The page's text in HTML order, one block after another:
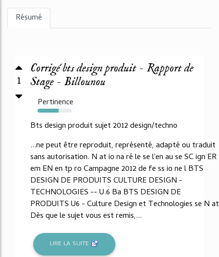
Résumé
1
Corrigé bts design produit - Rapport de
Stage - Billounou
Pertinence
61%
Bts design produit sujet 2012 design/techno
...ne peut être reproduit, représenté, adapté ou traduit
sans autorisation. N at io na ré le se l'en au se SC ign ER
em EN en tp ro Campagne 2012 de fe ss io ne l BTS
DESIGN DE PRODUITS CULTURE DESIGN -
TECHNOLOGIES -- U.6 Ba BTS DESIGN DE
PRODUITS U6 - Culture Design et Technologies se N at
Dès que le sujet vous est remis,...
LIRE LA SUITE